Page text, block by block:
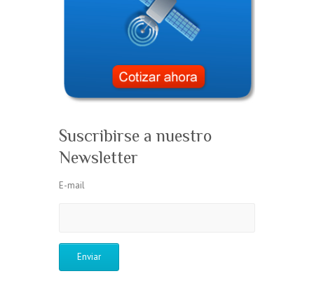
Suscribirse a nuestro
Newsletter
E-mail